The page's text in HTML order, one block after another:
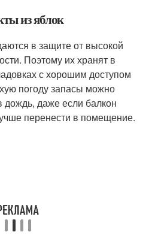
из яблок
в защите от высокой
Поэтому их хранят в
с хорошим доступом
погоду запасы можно
дождь, даже если балкон
перенести в помещение.